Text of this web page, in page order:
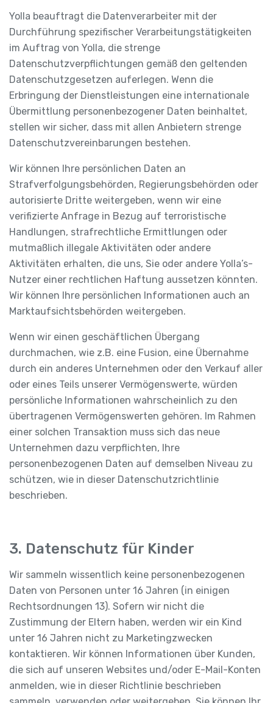
Yolla beauftragt die Datenverarbeiter mit der
Durchführung spezifischer Verarbeitungstätigkeiten
im Auftrag von Yolla, die strenge
Datenschutzverpflichtungen gemäß den geltenden
Datenschutzgesetzen auferlegen. Wenn die
Erbringung der Dienstleistungen eine internationale
Übermittlung personenbezogener Daten beinhaltet,
stellen wir sicher, dass mit allen Anbietern strenge
Datenschutzvereinbarungen bestehen.
Wir können Ihre persönlichen Daten an
Strafverfolgungsbehörden, Regierungsbehörden oder
autorisierte Dritte weitergeben, wenn wir eine
verifizierte Anfrage in Bezug auf terroristische
Handlungen, strafrechtliche Ermittlungen oder
mutmaßlich illegale Aktivitäten oder andere
Aktivitäten erhalten, die uns, Sie oder andere Yolla’s-
Nutzer einer rechtlichen Haftung aussetzen könnten.
Wir können Ihre persönlichen Informationen auch an
Marktaufsichtsbehörden weitergeben.
Wenn wir einen geschäftlichen Übergang
durchmachen, wie z.B. eine Fusion, eine Übernahme
durch ein anderes Unternehmen oder den Verkauf aller
oder eines Teils unserer Vermögenswerte, würden
persönliche Informationen wahrscheinlich zu den
übertragenen Vermögenswerten gehören. Im Rahmen
einer solchen Transaktion muss sich das neue
Unternehmen dazu verpflichten, Ihre
personenbezogenen Daten auf demselben Niveau zu
schützen, wie in dieser Datenschutzrichtlinie
beschrieben.
3. Datenschutz für Kinder
Wir sammeln wissentlich keine personenbezogenen
Daten von Personen unter 16 Jahren (in einigen
Rechtsordnungen 13). Sofern wir nicht die
Zustimmung der Eltern haben, werden wir ein Kind
unter 16 Jahren nicht zu Marketingzwecken
kontaktieren. Wir können Informationen über Kunden,
die sich auf unseren Websites und/oder E-Mail-Konten
anmelden, wie in dieser Richtlinie beschrieben